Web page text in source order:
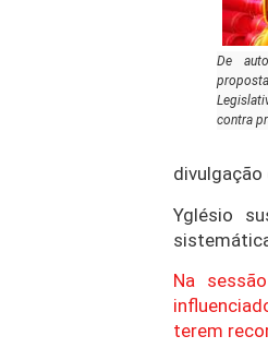
De
contra
divulgação
Yglésio
Na
terem